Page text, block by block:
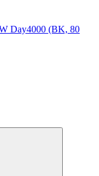
Day4000 (BK, 80